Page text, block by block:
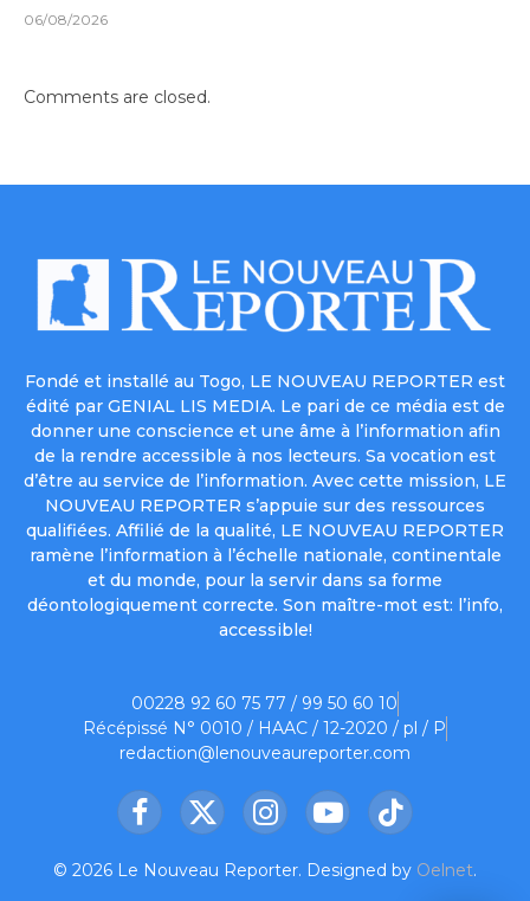
06/08/2026
Comments are closed.
Fondé et installé au Togo, LE NOUVEAU REPORTER est
édité par GENIAL LIS MEDIA. Le pari de ce média est de
donner une conscience et une âme à l’information afin
de la rendre accessible à nos lecteurs. Sa vocation est
d’être au service de l’information. Avec cette mission, LE
NOUVEAU REPORTER s’appuie sur des ressources
qualifiées. Affilié de la qualité, LE NOUVEAU REPORTER
ramène l’information à l’échelle nationale, continentale
et du monde, pour la servir dans sa forme
déontologiquement correcte. Son maître-mot est: l’info,
accessible!
00228 92 60 75 77 / 99 50 60 10
Récépissé N° 0010 / HAAC / 12-2020 / pl / P
redaction@lenouveaureporter.com
Facebook
X
InstagramYouTubeTikTok
© 2026 Le Nouveau Reporter. Designed by Oelnet.